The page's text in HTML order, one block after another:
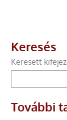
Keresés
Keresett
További